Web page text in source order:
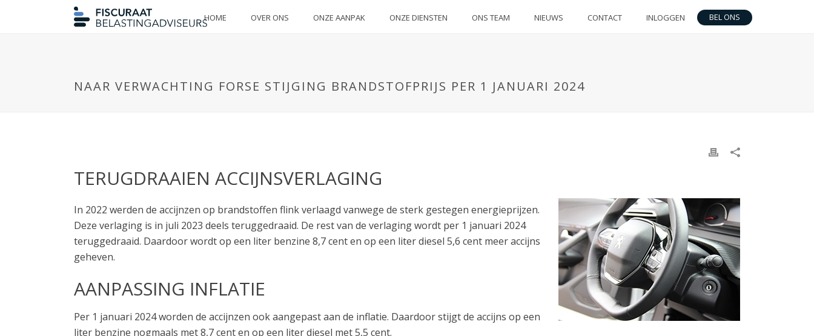
HOME OVER ONS ONZE AANPAK ONZE DIENSTEN ONS TEAM NIEUWS CONTACT INLOGGEN BEL ONS
NAAR VERWACHTING FORSE STIJGING BRANDSTOFPRIJS PER 1 JANUARI 2024
TERUGDRAAIEN ACCIJNSVERLAGING
In 2022 werden de accijnzen op brandstoffen flink verlaagd vanwege de sterk gestegen energieprijzen.
Deze verlaging is in juli 2023 deels teruggedraaid. De rest van de verlaging wordt per 1 januari 2024
teruggedraaid. Daardoor wordt op een liter benzine 8,7 cent en op een liter diesel 5,6 cent meer accijns
geheven.
AANPASSING INFLATIE
Per 1 januari 2024 worden de accijnzen ook aangepast aan de inflatie. Daardoor stijgt de accijns op een
liter benzine nogmaals met 8,7 cent en op een liter diesel met 5,5 cent.